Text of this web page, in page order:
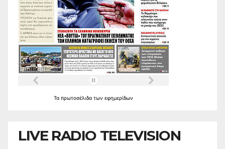
Τα πρωτοσέλιδα των εφημερίδων
LIVE RADIO TELEVISION